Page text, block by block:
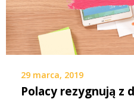
29 marca, 2019
Polacy rezygnują z